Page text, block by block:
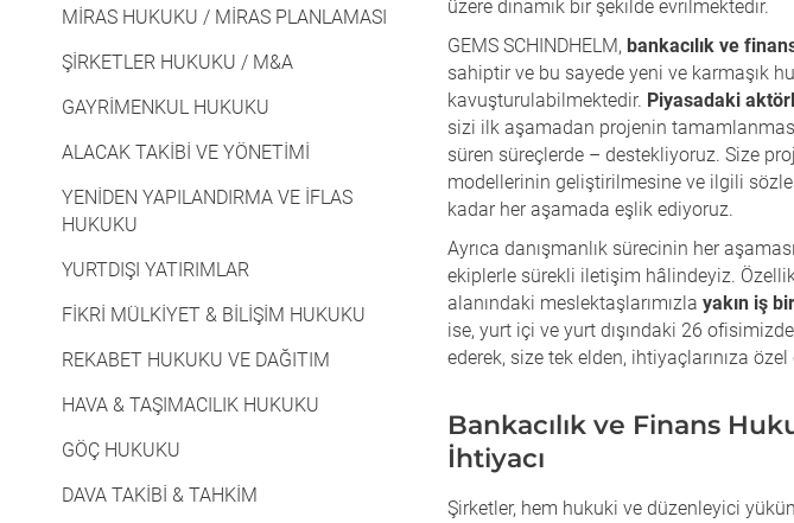
MIRAS HUKUKU / MIRAS PLANLAMASI
ŞIRKETLER HUKUKU / M&A
GAYRIMENKUL HUKUKU
ALACAK TAKIBI VE YÖNETIMI
YENIDEN YAPILANDIRMA VE İFLAS
HUKUKU
YURTDIŞI YATIRIMLAR
FIKRI MÜLKIYET & BILIŞIM HUKUKU
REKABET HUKUKU VE DAĞITIM
HAVA & TAŞIMACILIK HUKUKU
GÖÇ HUKUKU
DAVA TAKIBI & TAHKIM
üzere dinamik bir şekilde evrilmektedir.
GEMS SCHINDHELM, bankacılık ve
sahiptir ve bu sayede yeni ve karmaşık
kavuşturulabilmektedir. Piyasadaki
sizi ilk aşamadan projenin
süren süreçlerde – destekliyoruz. Size
modellerinin geliştirilmesine ve ilgili
kadar her aşamada eşlik ediyoruz.
Ayrıca danışmanlık sürecinin her
ekiplerle sürekli iletişim hâlindeyiz.
alanındaki meslektaşlarımızla yakın iş
ise, yurt içi ve yurt dışındaki 26
ederek, size tek elden, ihtiyaçlarınıza
Bankacılık ve Finans
İhtiyacı
Şirketler, hem hukuki ve düzenleyici